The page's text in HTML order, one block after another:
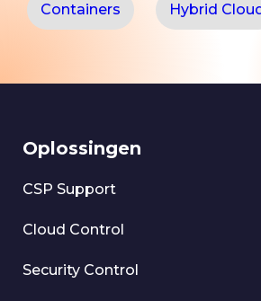
Containers Hybrid Cloud
Oplossingen
CSP Support
Cloud Control
Security Control